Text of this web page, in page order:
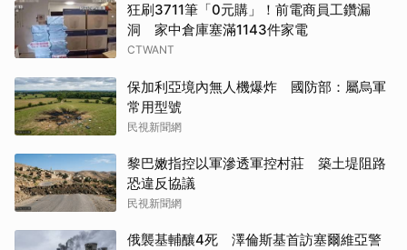
狂刷3711筆「0元購」！前電商員工鑽漏
洞 家中倉庫塞滿1143件家電
CTWANT
保加利亞境內無人機爆炸 國防部：屬烏軍
常用型號
民視新聞網
黎巴嫩指控以軍滲透軍控村莊 築土堤阻路
恐違反協議
民視新聞網
俄襲基輔釀4死 澤倫斯基首訪塞爾維亞警